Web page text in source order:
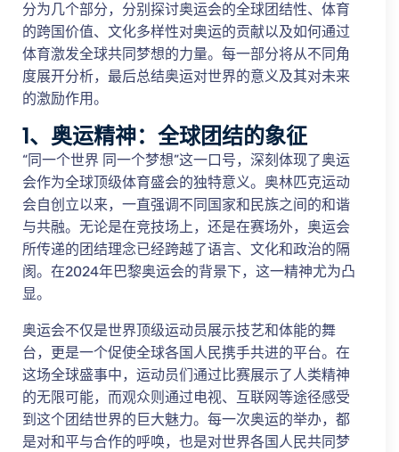
分为几个部分，分别探讨奥运会的全球团结性、体育
的跨国价值、文化多样性对奥运的贡献以及如何通过
体育激发全球共同梦想的力量。每一部分将从不同角
度展开分析，最后总结奥运对世界的意义及其对未来
的激励作用。
1、奥运精神：全球团结的象征
“同一个世界 同一个梦想”这一口号，深刻体现了奥运
会作为全球顶级体育盛会的独特意义。奥林匹克运动
会自创立以来，一直强调不同国家和民族之间的和谐
与共融。无论是在竞技场上，还是在赛场外，奥运会
所传递的团结理念已经跨越了语言、文化和政治的隔
阂。在2024年巴黎奥运会的背景下，这一精神尤为凸
显。
奥运会不仅是世界顶级运动员展示技艺和体能的舞
台，更是一个促使全球各国人民携手共进的平台。在
这场全球盛事中，运动员们通过比赛展示了人类精神
的无限可能，而观众则通过电视、互联网等途径感受
到这个团结世界的巨大魅力。每一次奥运的举办，都
是对和平与合作的呼唤，也是对世界各国人民共同梦